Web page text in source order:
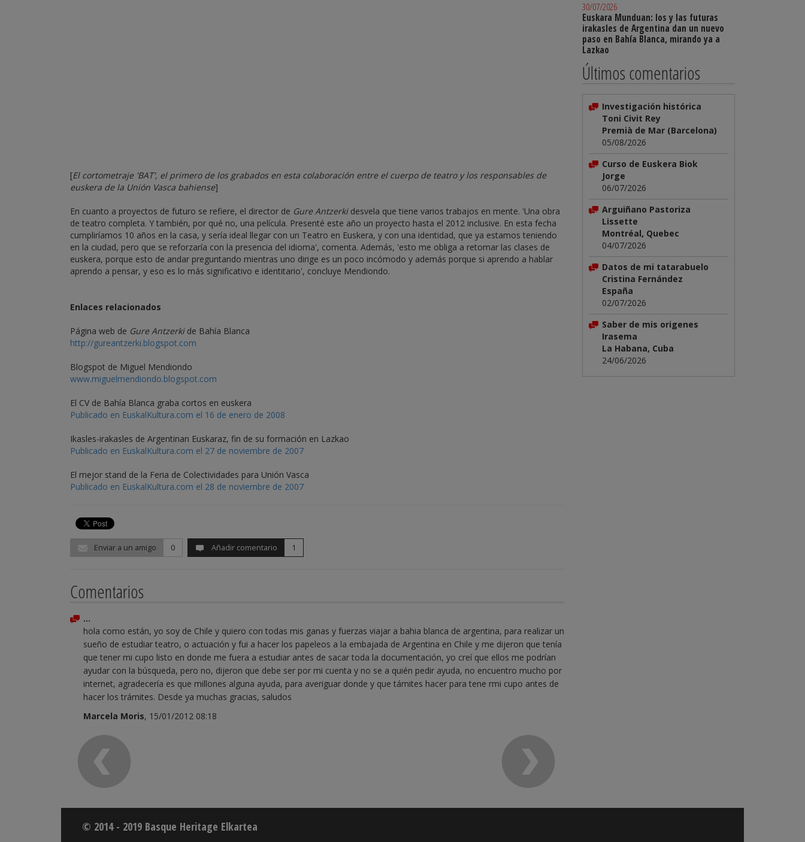
[El cortometraje 'BAT', el primero de los grabados en esta colaboración entre el cuerpo de teatro y los responsables de
euskera de la Unión Vasca bahiense]
En cuanto a proyectos de futuro se refiere, el director de Gure Antzerkidesvela que tiene varios trabajos en mente. 'Una obra
de teatro completa. Y también, por qué no, una película. Presenté este año un proyecto hasta el 2012 inclusive. En esta fecha
cumpliríamos 10 años en la casa, y sería ideal llegar con un Teatro en Euskera, y con una identidad, que ya estamos teniendo
en la ciudad, pero que se reforzaría con la presencia del idioma', comenta. Además, 'esto me obliga a retomar las clases de
euskera, porque esto de andar preguntando mientras uno dirige es un poco incómodo y además porque si aprendo a hablar
aprendo a pensar, y eso es lo más significativo e identitario', concluye Mendiondo.
Enlaces relacionados
Página web de Gure Antzerkide Bahía Blanca
http://gureantzerki.blogspot.com
Blogspot de Miguel Mendiondo
www.miguelmendiondo.blogspot.com
El CV de Bahía Blanca graba cortos en euskera
Publicado en EuskalKultura.com el 16 de enero de 2008
Ikasles-irakasles de Argentinan Euskaraz, fin de su formación en Lazkao
Publicado en EuskalKultura.com el 27 de noviembre de 2007
El mejor stand de la Feria de Colectividades para Unión Vasca
Publicado en EuskalKultura.com el 28 de noviembre de 2007
Enviar a un amigo 0 Añadir comentario 1
Comentarios
...
hola como están, yo soy de Chile y quiero con todas mis ganas y fuerzas viajar a bahia blanca de argentina, para realizar un
sueño de estudiar teatro, o actuación y fui a hacer los papeleos a la embajada de Argentina en Chile y me dijeron que tenía
que tener mi cupo listo en donde me fuera a estudiar antes de sacar toda la documentación, yo creí que ellos me podrían
ayudar con la búsqueda, pero no, dijeron que debe ser por mi cuenta y no se a quién pedir ayuda, no encuentro mucho por
internet, agradecería es que millones alguna ayuda, para averiguar donde y que támites hacer para tene rmi cupo antes de
hacer los trámites. Desde ya muchas gracias, saludos
Marcela Moris, 15/01/2012 08:18
30/07/2026
Euskara Munduan: los y las futuras
irakasles de Argentina dan un nuevo
paso en Bahía Blanca, mirando ya a
Lazkao
Últimos comentarios
Investigación histórica
Toni Civit Rey
Premià de Mar (Barcelona)
05/08/2026
Curso de Euskera Biok
Jorge
06/07/2026
Arguiñano Pastoriza
Lissette
Montréal, Quebec
04/07/2026
Datos de mi tatarabuelo
Cristina Fernández
España
02/07/2026
Saber de mis origenes
Irasema
La Habana, Cuba
24/06/2026
© 2014 - 2019 Basque Heritage Elkartea